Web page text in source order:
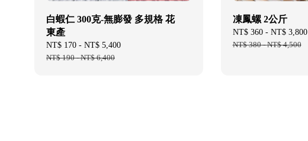
白蝦仁 300克-無膨發 多規格 花
東產
Sale
price
NT$ 170 - NT$ 5,400
NT$ 190-NT$ 6,400
凍鳳螺 2公斤
Sale
price
NT$ 360- NT$ 3,800
NT$ 380-NT$ 4,500